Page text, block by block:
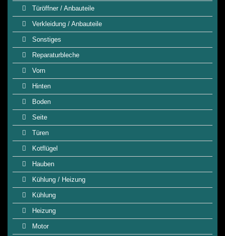
Türöffner / Anbauteile
Verkleidung / Anbauteile
Sonstiges
Reparaturbleche
Vorn
Hinten
Boden
Seite
Türen
Kotflügel
Hauben
Kühlung / Heizung
Kühlung
Heizung
Motor